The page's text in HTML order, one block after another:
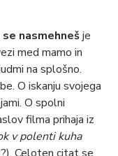
nasmehnešje
med mamo in
na splošno.
O iskanju svojega
O spolni
filma prihaja iz
v polenti kuha